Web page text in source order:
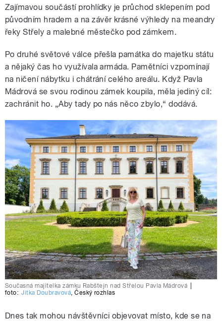
Zajímavou součástí prohlídky je průchod sklepením pod
původním hradem a na závěr krásné výhledy na meandry
řeky Střely a malebné městečko pod zámkem.
Po druhé světové válce přešla památka do majetku státu
a nějaký čas ho využívala armáda. Pamětníci vzpomínají
na ničení nábytku i chátrání celého areálu. Když Pavla
Mádrová se svou rodinou zámek koupila, měla jediný cíl:
zachránit ho. „Aby tady po nás něco zbylo,“ dodává.
Současná majitelka zámku Rabštejn nad Střelou Pavla Mádrová
foto: Jitka Doubravová ,Český rozhlas
Dnes tak mohou návštěvníci objevovat místo, kde se na